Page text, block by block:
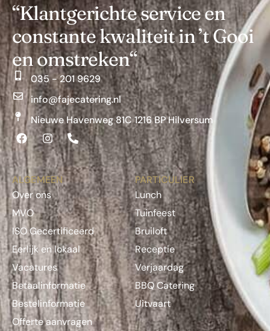
“Klantgerichte service en
constante kwaliteit in ’t Gooi
en omstreken“
035 - 201 9629
info@fajecatering.nl
Nieuwe Havenweg 81C 1216 BP Hilversum
ALGEMEEN
Over ons
MVO
ISO Gecertificeerd
Eerlijk en lokaal
Vacatures
Betaalinformatie
Bestelinformatie
Offerte aanvragen
PARTICULIER
Lunch
Tuinfeest
Bruiloft
Receptie
Verjaardag
BBQ Catering
Uitvaart